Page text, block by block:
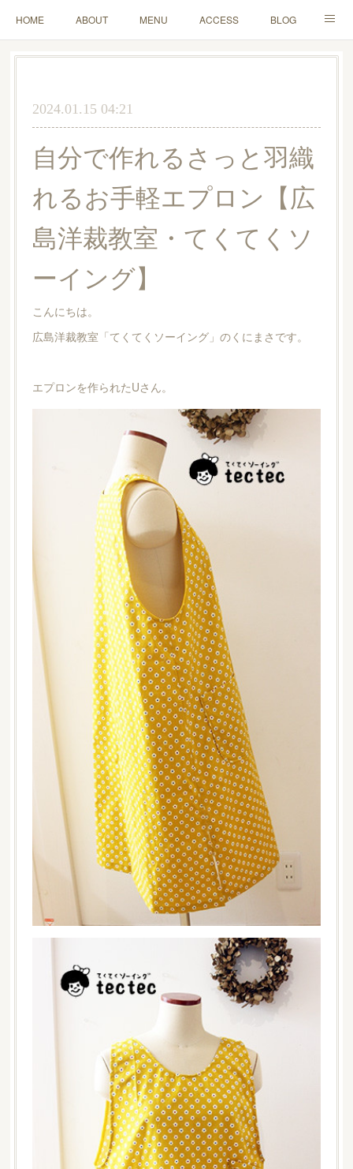
HOME ABOUT MENU ACCESS BLOG
MAIL
2024.01.15 04:21
自分で作れるさっと羽織
れるお手軽エプロン【広
島洋裁教室・てくてくソ
ーイング】
こんにちは。
広島洋裁教室「てくてくソーイング」のくにまさです。
エプロンを作られたUさん。